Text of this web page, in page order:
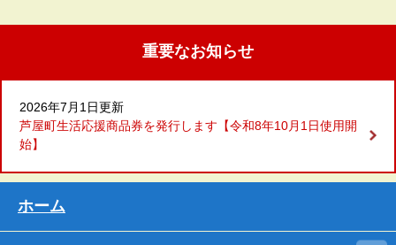
重要なお知らせ
2026年7月1日更新
芦屋町生活応援商品券を発行します【令和8年10月1日使用開
始】
ホーム